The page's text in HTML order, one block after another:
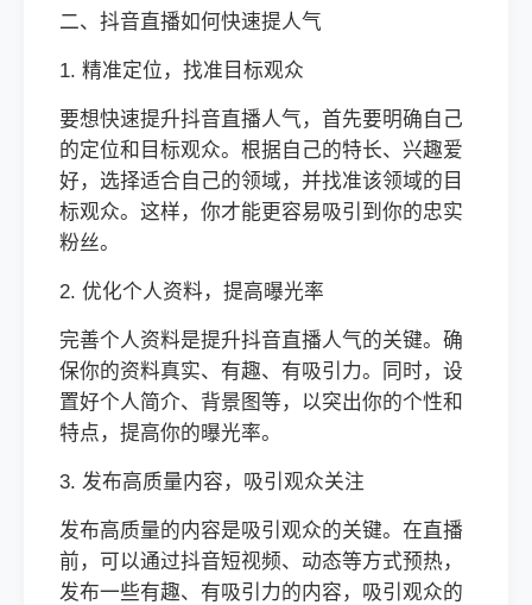
二、抖音直播如何快速提人气
1. 精准定位，找准目标观众
要想快速提升抖音直播人气，首先要明确自己
的定位和目标观众。根据自己的特长、兴趣爱
好，选择适合自己的领域，并找准该领域的目
标观众。这样，你才能更容易吸引到你的忠实
粉丝。
2. 优化个人资料，提高曝光率
完善个人资料是提升抖音直播人气的关键。确
保你的资料真实、有趣、有吸引力。同时，设
置好个人简介、背景图等，以突出你的个性和
特点，提高你的曝光率。
3. 发布高质量内容，吸引观众关注
发布高质量的内容是吸引观众的关键。在直播
前，可以通过抖音短视频、动态等方式预热，
发布一些有趣、有吸引力的内容，吸引观众的